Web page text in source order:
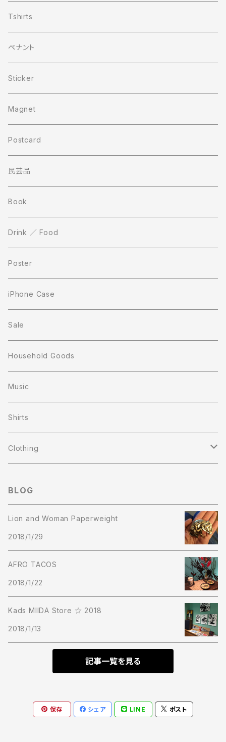
Tshirts
ペナント
Sticker
Magnet
Postcard
民芸品
Book
Drink ／ Food
Poster
iPhone Case
Sale
Household Goods
Music
Shirts
Clothing
Cap
BLOG
Lion and Woman Paperweight
2018/1/29
AFRO TACOS
2018/1/22
Kads MIIDA Store ☆ 2018
2018/1/13
記事一覧を見る
保存 シェア LINE ポスト